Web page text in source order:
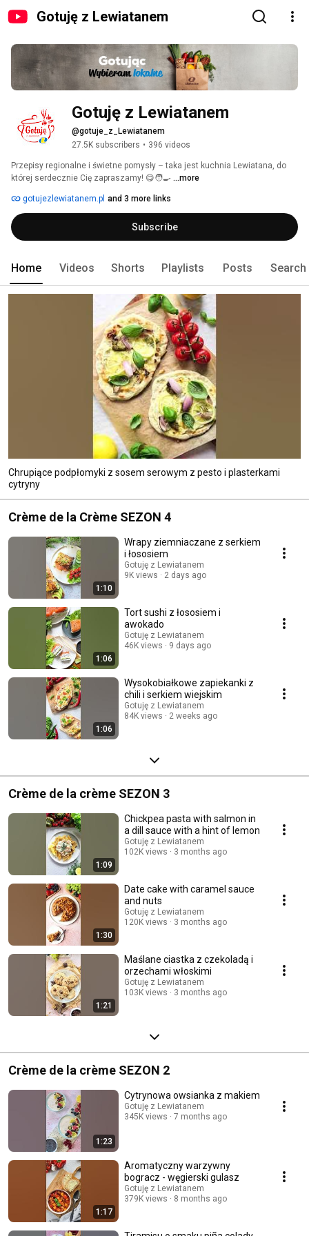
Gotuję z Lewiatanem
Gotuję z Lewiatanem
@gotuje_z_Lewiatanem
27.5K subscribers • 396 videos
Przepisy regionalne i świetne pomysły – taka jest kuchnia Lewiatana, do
której serdecznie Cię zapraszamy! 😋🧑‍🍳 ...more
gotujezlewiatanem.pl and 3 more links
Subscribe
Home Videos Shorts Playlists Posts Search
Chrupiące podpłomyki z sosem serowym z pesto i plasterkami
cytryny
Crème de la Crème SEZON 4
1:10
Wrapy ziemniaczane z serkiem
i łososiem
Gotuję z Lewiatanem
9K views
2 days ago
1:06
Tort sushi z łososiem i
awokado
Gotuję z Lewiatanem
46K views
9 days ago
1:06
Wysokobiałkowe zapiekanki z
chili i serkiem wiejskim
Gotuję z Lewiatanem
84K views
2 weeks ago
Crème de la crème SEZON 3
1:09
Chickpea pasta with salmon in
a dill sauce with a hint of lemon
Gotuję z Lewiatanem
102K views
3 months ago
1:30
Date cake with caramel sauce
and nuts
Gotuję z Lewiatanem
120K views
3 months ago
1:21
Maślane ciastka z czekoladą i
orzechami włoskimi
Gotuję z Lewiatanem
103K views
3 months ago
Crème de la crème SEZON 2
1:23
Cytrynowa owsianka z makiem
Gotuję z Lewiatanem
345K views
7 months ago
1:17
Aromatyczny warzywny
bogracz - węgierski gulasz
Gotuję z Lewiatanem
379K views
8 months ago